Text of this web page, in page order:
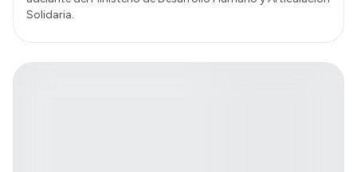
Solidaria.